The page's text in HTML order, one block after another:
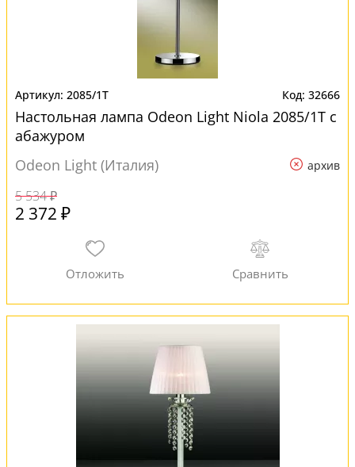
2085/1T 32666
Настольная лампа Odeon Light Niola 2085/1T с
абажуром
Odeon Light (Италия)
архив
5 534 ₽
2 372 ₽